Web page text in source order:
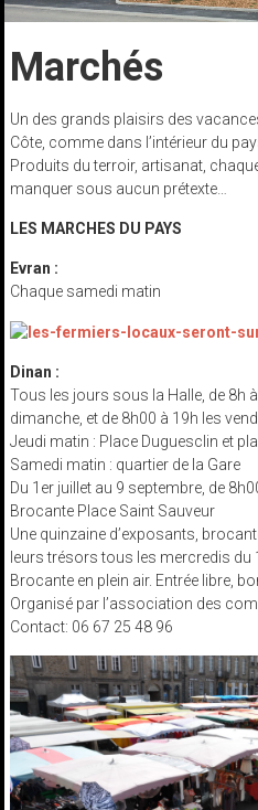
d'Armor)
Le
site
web
officiel
de
commune
de
Saint
André
Eaux
dans
les
Cotes
d'Armor,
Bretagne.
Marchés
Un des grands plaisirs des
Côte, comme dans l’intérieur du
Produits du terroir, artisanat,
manquer sous aucun prétexte…
LES MARCHES DU PAYS
Evran :
Chaque samedi matin
Dinan :
Tous les jours sous la Halle, de 8h
dimanche, et de 8h00 à 19h les
Jeudi matin : Place Duguesclin et
Samedi matin : quartier de la Gare
Du 1er juillet au 9 septembre, de
Brocante Place Saint Sauveur
Une quinzaine d’exposants,
leurs trésors tous les mercredis du
Brocante en plein air. Entrée libre,
Organisé par l’association des
Contact: 06 67 25 48 96